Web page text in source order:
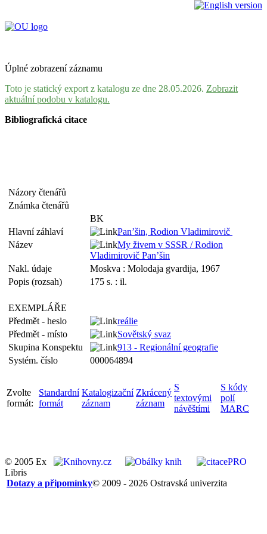
Úplné zobrazení záznamu
Toto je statický export z katalogu ze dne 28.05.2026. Zobrazit
aktuální podobu v katalogu.
Bibliografická citace
Názory čtenářů
Známka čtenářů
BK
Hlavní záhlaví
Pan’šin, Rodion Vladimirovič
Název
My živem v SSSR / Rodion
Vladimirovič Pan’šin
Nakl. údaje
Moskva : Molodaja gvardija, 1967
Popis (rozsah)
175 s. : il.
EXEMPLÁŘE
Předmět - heslo
reálie
Předmět - místo
Sovětský svaz
Skupina Konspektu
913 - Regionální geografie
Systém. číslo
000064894
Zvolte
formát:
Standardní
formát
Katalogizační
záznam
Zkrácený
záznam
S
textovými
návěštími
S kódy
polí
MARC
© 2005 Ex
Libris
© 2009 - 2026 Ostravská univerzita
Dotazy a připomínky